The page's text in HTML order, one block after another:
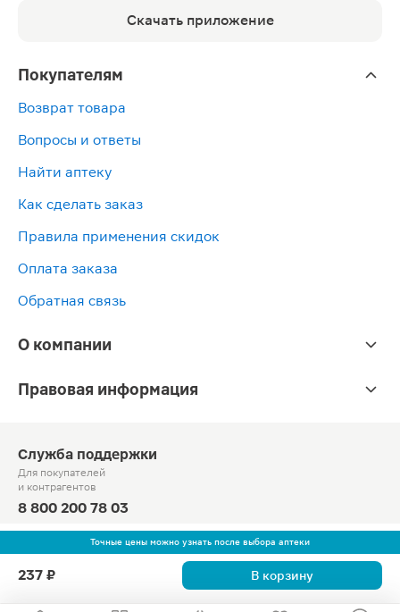
Точные цены можно узнать после выбора аптеки
237 ₽ В корзину
Скачать приложение
Покупателям
Возврат товара
Вопросы и ответы
Найти аптеку
Как сделать заказ
Правила применения скидок
Оплата заказа
Обратная связь
О компании
Правовая информация
Служба поддержки
Для покупателей
и контрагентов
8 800 200 78 03
Круглосуточно, звонок по России бесплатный
© Официальный сайт сети «Магнит».